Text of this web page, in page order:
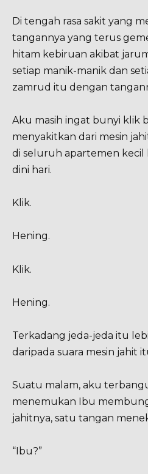
Di tengah rasa sakit yang
tangannya yang terus
hitam kebiruan akibat
setiap manik-manik dan
zamrud itu dengan
Aku masih ingat bunyi klik
menyakitkan dari mesin
di seluruh apartemen kecil
dini hari.
Klik.
Hening.
Klik.
Hening.
Terkadang jeda-jeda itu
daripada suara mesin jahit
Suatu malam, aku
menemukan Ibu
jahitnya, satu tangan
“Ibu?”